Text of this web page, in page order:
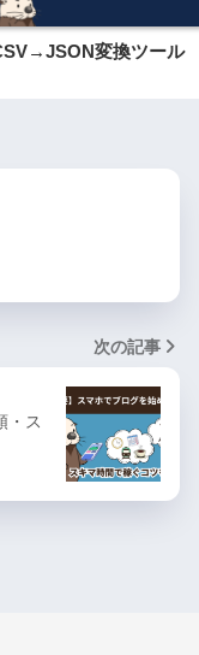
変換ツール
次の記事
・ス